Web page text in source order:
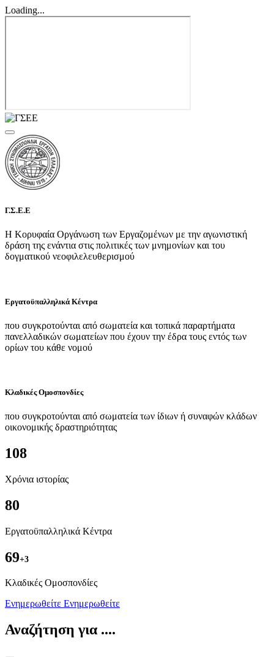
Loading...
Γ.Σ.Ε.Ε
Η Κορυφαία Οργάνωση των Εργαζομένων με την αγωνιστική
δράση της ενάντια στις πολιτικές των μνημονίων και του
δογματικού νεοφιλελευθερισμού
Εργατοϋπαλληλικά Κέντρα
που συγκροτούνται από σωματεία και τοπικά παραρτήματα
πανελλαδικών σωματείων που έχουν την έδρα τους εντός των
ορίων του κάθε νομού
Κλαδικές Ομοσπονδίες
που συγκροτούνται από σωματεία των ίδιων ή συναφών κλάδων
οικονομικής δραστηριότητας
108
Χρόνια ιστορίας
80
Εργατοϋπαλληλικά Κέντρα
69+3
Kλαδικές Ομοσπονδίες
Ενημερωθείτε Ενημερωθείτε
Αναζήτηση για ....